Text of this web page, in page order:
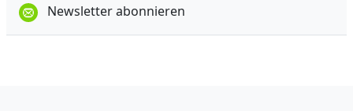
Newsletter abonnieren